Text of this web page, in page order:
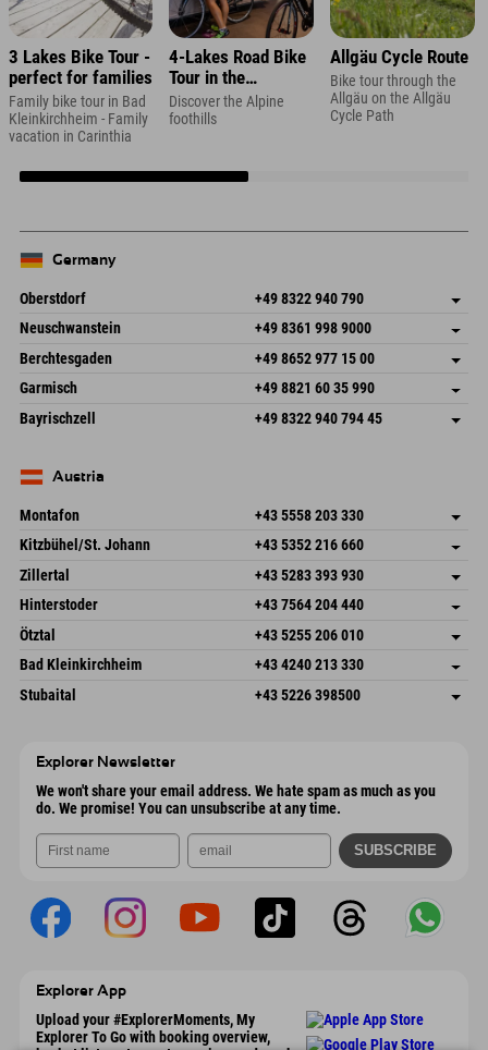
3 Lakes Bike Tour -
perfect for families
Family bike tour in Bad
Kleinkirchheim - Family
vacation in Carinthia
4-Lakes Road Bike
Tour in the
Zugspitze Region
Discover the Alpine
foothills
Allgäu Cycle Route
Bike tour through the
Allgäu on the Allgäu
Cycle Path
Germany
Oberstdorf +49 8322 940 790
An der Breitach 3
Germany
save address
Booking
Neuschwanstein +49 8361 998 9000
An der Riese 45
87484 Nesselwang im Allgäu
Germany
save address
Booking
Berchtesgaden +49 8652 977 15 00
Hofreitstr. 7
Germany
save address
Booking
Garmisch +49 8821 60 35 990
Frickenstraße 22
82490 Farchant
save address
Bayrischzell +49 8322 940 794 45
Germany
Austria
Montafon +43 5558 203 330
Dorfstr. 127b
6793 Gaschurn/Montafon
Austria
save address
Booking
Kitzbühel/St. Johann +43 5352 216 660
Speckbacherstraße 87
Austria
save address
Booking
Zillertal +43 5283 393 930
Schmiedau 2
Austria
save address
Booking
Hinterstoder +43 7564 204 440
Freizeitpark 10
Austria
save address
Booking
Ötztal +43 5255 206 010
Gscheat 14
Austria
save address
Booking
Bad Kleinkirchheim +43 4240 213 330
Dorfstraße 24
save address
Stubaital +43 5226 398500
Explorer Newsletter
We won't share your email address. We hate spam as much as you
do. We promise! You can unsubscribe at any time.
Explorer App
Upload your #ExplorerMoments, My
Explorer To Go with booking overview,